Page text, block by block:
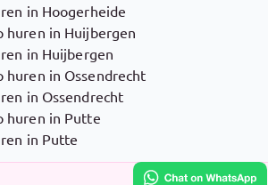
in Hoogerheide
huren in Huijbergen
in Huijbergen
huren in Ossendrecht
in Ossendrecht
huren in Putte
in Putte